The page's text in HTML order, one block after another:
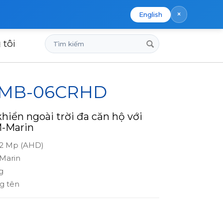
English ×
tôi
Tìm
kiếm
06CRHD
ngoài trời đa căn hộ với
Marin
Mp (AHD)
tên